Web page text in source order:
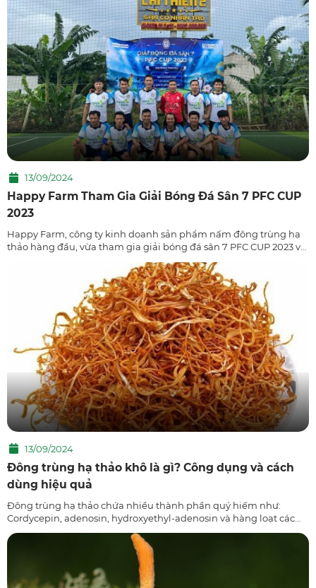
13/09/2024
Happy Farm Tham Gia Giải Bóng Đá Sân 7 PFC CUP
2023
Happy Farm, công ty kinh doanh sản phẩm nấm đông trùng hạ
thảo hàng đầu, vừa tham gia giải bóng đá sân 7 PFC CUP 2023 với
tinh thần thể thao và sự gắn kết đồng đội. Đây không chỉ là một
cơ hội để nhân viên công ty thư giãn, nâng cao sức khỏe mà còn
thể hiện tinh thần đoàn kết và quyết tâm trong mọi hoạt động,
không chỉ trong kinh doanh mà còn trên sân cỏ.
13/09/2024
Đông trùng hạ thảo khô là gì? Công dụng và cách
dùng hiệu quả
Đông trùng hạ thảo chứa nhiều thành phần quý hiếm như:
Cordycepin, adenosin, hydroxyethyl-adenosin và hàng loạt các
vitamin thiết yếu tham gia tích cực vào quá trình cân bằng sức
khỏe và điều trị bệnh. Vậy liệu đông trùng hạ thảo khô có còn giữ
lại được vẹn nguyên những dược chất “thần kỳ” vốn có như vậy
hay không? Hãy cùng nhà thuốc Long Châu tìm hiểu qua bài viết
dưới đây!